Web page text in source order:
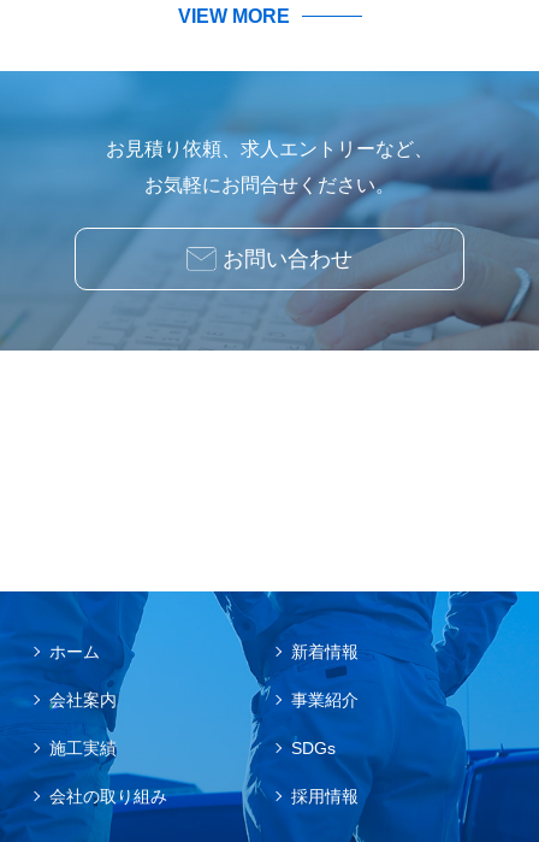
VIEW MORE
お見積り依頼、求人エントリーなど、
お気軽にお問合せください。
お問い合わせ
ホーム 新着情報
会社案内 事業紹介
施工実績 SDGs
会社の取り組み 採用情報